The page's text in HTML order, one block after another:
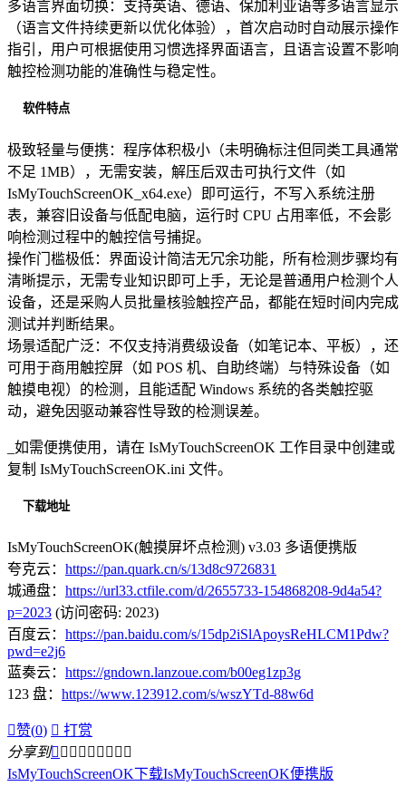
多语言界面切换：支持英语、德语、保加利亚语等多语言显示
（语言文件持续更新以优化体验），首次启动时自动展示操作
指引，用户可根据使用习惯选择界面语言，且语言设置不影响
触控检测功能的准确性与稳定性。
软件特点
极致轻量与便携：程序体积极小（未明确标注但同类工具通常
不足 1MB），无需安装，解压后双击可执行文件（如
IsMyTouchScreenOK_x64.exe）即可运行，不写入系统注册
表，兼容旧设备与低配电脑，运行时 CPU 占用率低，不会影
响检测过程中的触控信号捕捉。
操作门槛极低：界面设计简洁无冗余功能，所有检测步骤均有
清晰提示，无需专业知识即可上手，无论是普通用户检测个人
设备，还是采购人员批量核验触控产品，都能在短时间内完成
测试并判断结果。
场景适配广泛：不仅支持消费级设备（如笔记本、平板），还
可用于商用触控屏（如 POS 机、自助终端）与特殊设备（如
触摸电视）的检测，且能适配 Windows 系统的各类触控驱
动，避免因驱动兼容性导致的检测误差。
_如需便携使用，请在 IsMyTouchScreenOK 工作目录中创建或
复制 IsMyTouchScreenOK.ini 文件。
下载地址
IsMyTouchScreenOK(触摸屏坏点检测) v3.03 多语便携版
夸克云： https://pan.quark.cn/s/13d8c9726831
城通盘： https://url33.ctfile.com/d/2655733-154868208-9d4a54?
p=2023 (访问密码: 2023)
百度云： https://pan.baidu.com/s/15dp2iSlApoysReHLCM1Pdw?
pwd=e2j6
蓝奏云： https://gndown.lanzoue.com/b00eg1zp3g
123 盘： https://www.123912.com/s/wszYTd-88w6d
赞(0)  打赏
分享到        
IsMyTouchScreenOK下载IsMyTouchScreenOK便携版